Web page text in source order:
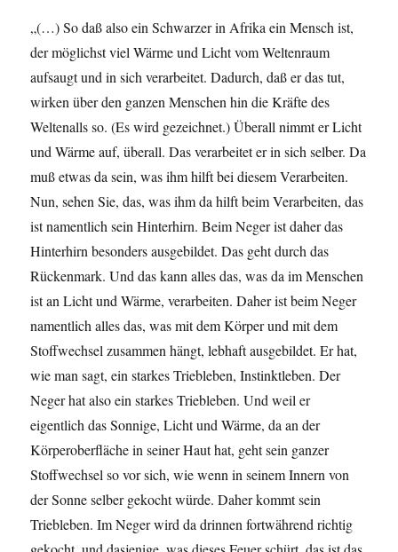
„(…) So daß also ein Schwarzer in Afrika ein Mensch ist,
der möglichst viel Wärme und Licht vom Weltenraum
aufsaugt und in sich verarbeitet. Dadurch, daß er das tut,
wirken über den ganzen Menschen hin die Kräfte des
Weltenalls so. (Es wird gezeichnet.) Überall nimmt er Licht
und Wärme auf, überall. Das verarbeitet er in sich selber. Da
muß etwas da sein, was ihm hilft bei diesem Verarbeiten.
Nun, sehen Sie, das, was ihm da hilft beim Verarbeiten, das
ist namentlich sein Hinterhirn. Beim Neger ist daher das
Hinterhirn besonders ausgebildet. Das geht durch das
Rückenmark. Und das kann alles das, was da im Menschen
ist an Licht und Wärme, verarbeiten. Daher ist beim Neger
namentlich alles das, was mit dem Körper und mit dem
Stoffwechsel zusammen hängt, lebhaft ausgebildet. Er hat,
wie man sagt, ein starkes Triebleben, Instinktleben. Der
Neger hat also ein starkes Triebleben. Und weil er
eigentlich das Sonnige, Licht und Wärme, da an der
Körperoberfläche in seiner Haut hat, geht sein ganzer
Stoffwechsel so vor sich, wie wenn in seinem Innern von
der Sonne selber gekocht würde. Daher kommt sein
Triebleben. Im Neger wird da drinnen fortwährend richtig